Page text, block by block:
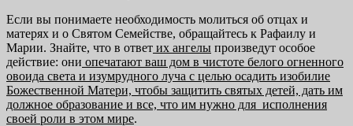
Если вы понимаете необходимость молиться об отцах и
матерях и о Святом Семействе, обращайтесь к Рафаилу и
Марии. Знайте, что в ответ их ангелы произведут особое
действие: они опечатают ваш дом в чистоте белого огненного
овоида света и изумрудного луча с целью осадить изобилие
Божественной Матери, чтобы защитить святых детей, дать им
должное образование и все, что им нужно для исполнения
своей роли в этом мире.